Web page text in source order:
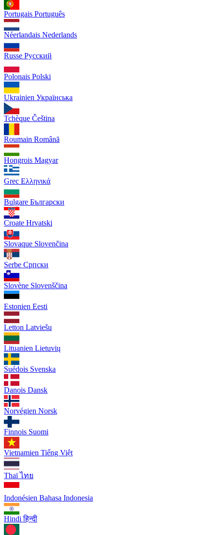
Portugais Português
Néerlandais Nederlands
Russe Русский
Polonais Polski
Ukrainien Українська
Tchèque Čeština
Roumain Română
Hongrois Magyar
Grec Ελληνικά
Bulgare Български
Croate Hrvatski
Slovaque Slovenčina
Serbe Српски
Slovène Slovenščina
Estonien Eesti
Letton Latviešu
Lituanien Lietuvių
Suédois Svenska
Danois Dansk
Norvégien Norsk
Finnois Suomi
Vietnamien Tiếng Việt
Thaï ไทย
Indonésien Bahasa Indonesia
Hindi हिन्दी